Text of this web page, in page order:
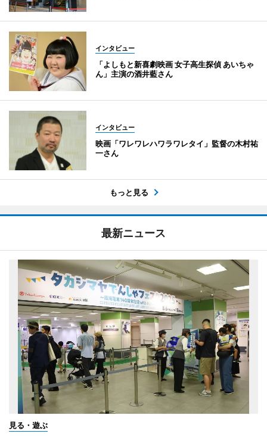
インタビュー
「よしもと新喜劇映画 女子高生探偵 あいちゃ
ん」主演の酒井藍さん
インタビュー
映画「ワレワレハワラワレタイ」監督の木村祐
一さん
もっと見る
最新ニュース
見る・遊ぶ